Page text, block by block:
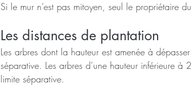
Si le mur n’est pas mitoyen, seul le propriétaire
Les distances de plantation
Les arbres dont la hauteur est amenée à
séparative. Les arbres d’une hauteur inférieure
limite séparative.